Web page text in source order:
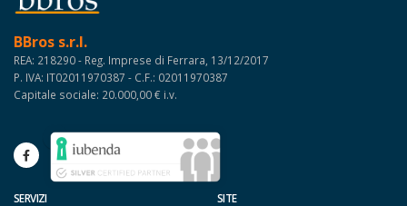
BBros s.r.l.
REA: 218290 - Reg. Imprese di Ferrara, 13/12/2017
P. IVA: IT02011970387 - C.F.: 02011970387
Capitale sociale: 20.000,00 € i.v.
SERVIZI SITE